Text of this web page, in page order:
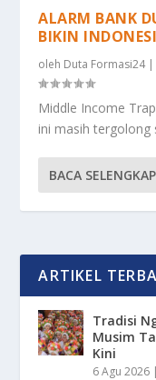
ALARM BANK
BIKIN
oleh Duta Formasi24|
Middle Income
ini masih tergolong
BACA
ARTIKEL
Tradisi
Musim
Kini
6 Agu 2026 |